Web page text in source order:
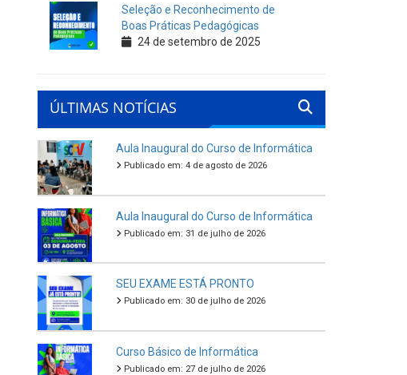
Seleção e Reconhecimento de
Boas Práticas Pedagógicas
24 de setembro de 2025
ÚLTIMAS NOTÍCIAS
Aula Inaugural do Curso de Informática
Publicado em: 4 de agosto de 2026
Aula Inaugural do Curso de Informática
Publicado em: 31 de julho de 2026
SEU EXAME ESTÁ PRONTO
Publicado em: 30 de julho de 2026
Curso Básico de Informática
Publicado em: 27 de julho de 2026